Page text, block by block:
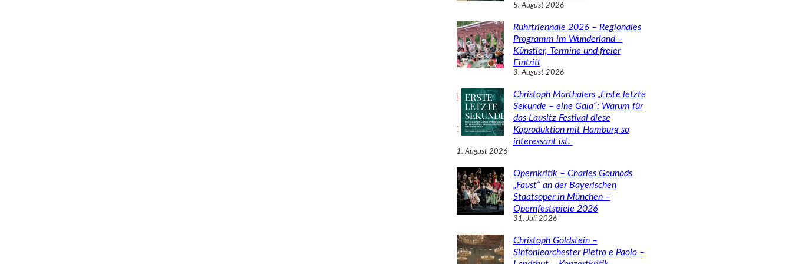
5. August 2026
Ruhrtriennale 2026 – Regionales
Programm im Wunderland –
Künstler, Termine und freier
Eintritt
3. August 2026
Christoph Marthalers „Erste letzte
Sekunde – eine Gala“: Warum für
das Lausitz Festival diese
Koproduktion mit Hamburg so
interessant ist.
1. August 2026
Opernkritik – Charles Gounods
„Faust“ an der Bayerischen
Staatsoper in München –
Opernfestspiele 2026
31. Juli 2026
Christoph Goldstein –
Sinfonieorchester Pietro e Paolo –